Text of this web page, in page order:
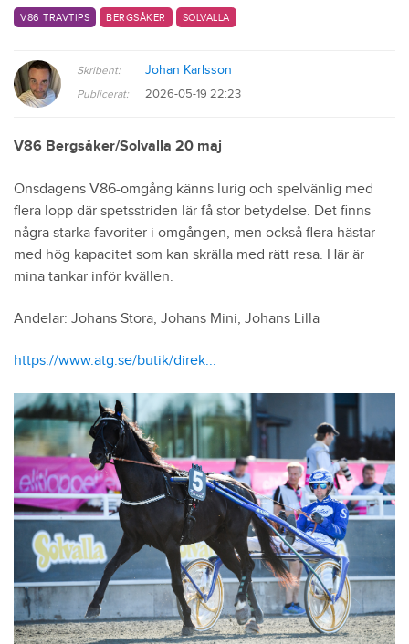
V86 TRAVTIPS BERGSÅKER SOLVALLA
Skribent: Johan Karlsson
Publicerat: 2026-05-19 22:23
V86 Bergsåker/Solvalla 20 maj
Onsdagens V86-omgång känns lurig och spelvänlig med
flera lopp där spetsstriden lär få stor betydelse. Det finns
några starka favoriter i omgången, men också flera hästar
med hög kapacitet som kan skrälla med rätt resa. Här är
mina tankar inför kvällen.
Andelar: Johans Stora, Johans Mini, Johans Lilla
https://www.atg.se/butik/direk...